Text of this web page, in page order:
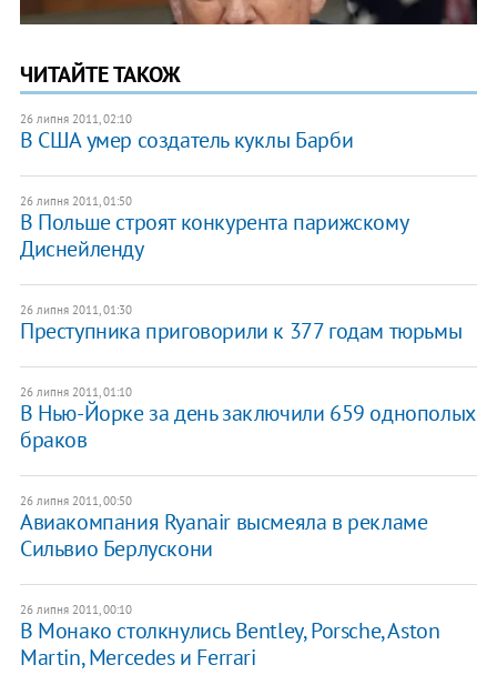
ЧИТАЙТЕ ТАКОЖ
26 липня 2011, 02:10
В США умер создатель куклы Барби
26 липня 2011, 01:50
В Польше строят конкурента парижскому
Диснейленду
26 липня 2011, 01:30
Преступника приговорили к 377 годам тюрьмы
26 липня 2011, 01:10
В Нью-Йорке за день заключили 659 однополых
браков
26 липня 2011, 00:50
Авиакомпания Ryanair высмеяла в рекламе
Сильвио Берлускони
26 липня 2011, 00:10
В Монако столкнулись Bentley, Porsche, Aston
Martin, Mercedes и Ferrari